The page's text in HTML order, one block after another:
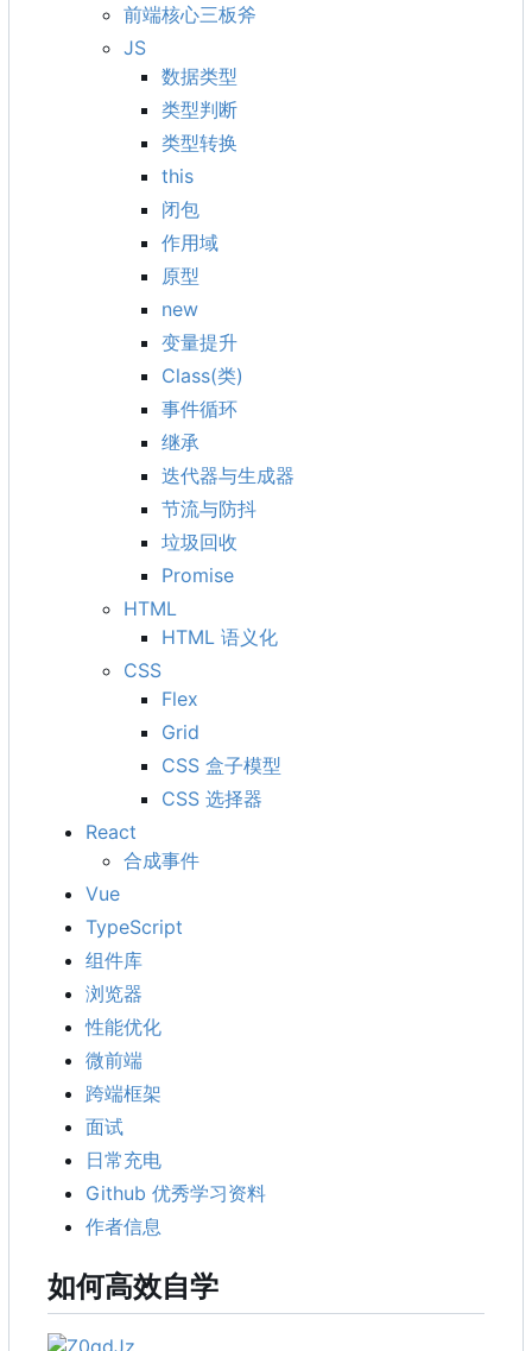
前端核心三板斧
JS
数据类型
类型判断
类型转换
this
闭包
作用域
原型
new
变量提升
Class(类)
事件循环
继承
迭代器与生成器
节流与防抖
垃圾回收
Promise
HTML
HTML 语义化
CSS
Flex
Grid
CSS 盒子模型
CSS 选择器
React
合成事件
Vue
TypeScript
组件库
浏览器
性能优化
微前端
跨端框架
面试
日常充电
Github 优秀学习资料
作者信息
如何高效自学